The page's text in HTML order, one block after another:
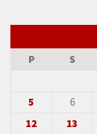
P
S
5
6
12
13